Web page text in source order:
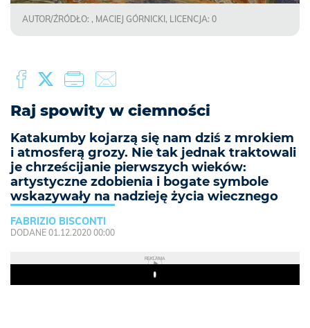
AUTOR/ŹRÓDŁO: , MACIEJ GÓRNICKI, LICENCJA: 0
Raj spowity w ciemności
Katakumby kojarzą się nam dziś z mrokiem
i atmosferą grozy. Nie tak jednak traktowali
je chrześcijanie pierwszych wieków:
artystyczne zdobienia i bogate symbole
wskazywały na nadzieję życia wiecznego
FABRIZIO BISCONTI
DODANE 01.12.2020 00:00
REKLAMA
Play